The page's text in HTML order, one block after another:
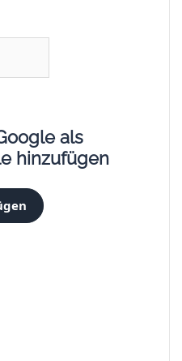
als
hinzufügen